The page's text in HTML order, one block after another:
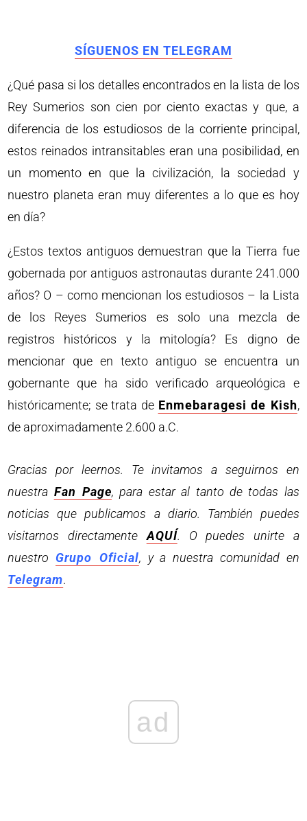
SÍGUENOS EN TELEGRAM
¿Qué pasa si los detalles encontrados en la lista de los
Rey Sumerios son cien por ciento exactas y que, a
diferencia de los estudiosos de la corriente principal,
estos reinados intransitables eran una posibilidad, en
un momento en que la civilización, la sociedad y
nuestro planeta eran muy diferentes a lo que es hoy
en día?
¿Estos textos antiguos demuestran que la Tierra fue
gobernada por antiguos astronautas durante 241.000
años? O – como mencionan los estudiosos – la Lista
de los Reyes Sumerios es solo una mezcla de
registros históricos y la mitología? Es digno de
mencionar que en texto antiguo se encuentra un
gobernante que ha sido verificado arqueológica e
históricamente; se trata de Enmebaragesi de Kish,
de aproximadamente 2.600 a.C.
Gracias por leernos. Te invitamos a seguirnos en
nuestra Fan Page, para estar al tanto de todas las
noticias que publicamos a diario. También puedes
visitarnos directamenteAQUÍ. O puedes unirte a
nuestro Grupo Oficial, y a nuestra comunidad en
Telegram.
ad